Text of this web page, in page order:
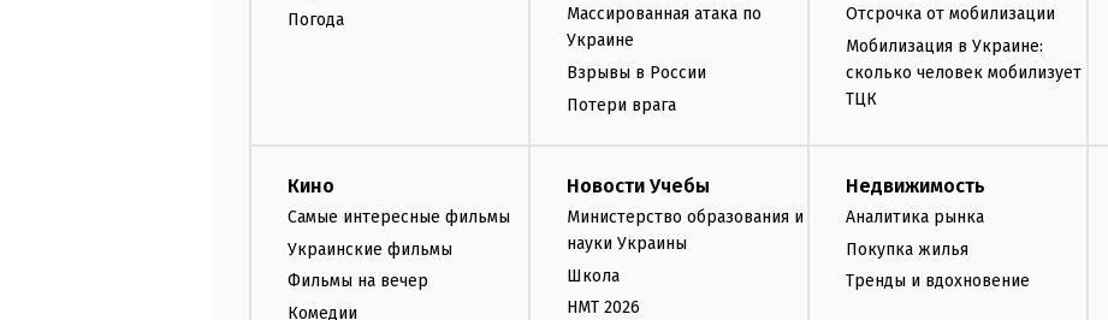
Погода
Массированная атака по
Украине
Взрывы в России
Потери врага
Отсрочка от мобилизации
Мобилизация в Украине:
сколько человек мобилизует
ТЦК
Кино
Самые интересные фильмы
Украинские фильмы
Фильмы на вечер
Комедии
Новости Учебы
Министерство образования и
науки Украины
Школа
НМТ 2026
Недвижимость
Аналитика рынка
Покупка жилья
Тренды и вдохновение